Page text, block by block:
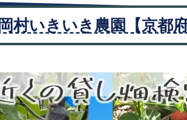
岡村いきいき農園【京都